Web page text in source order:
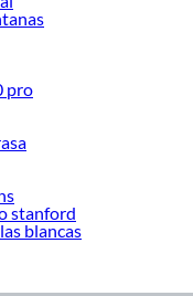
pro
stanford
blancas